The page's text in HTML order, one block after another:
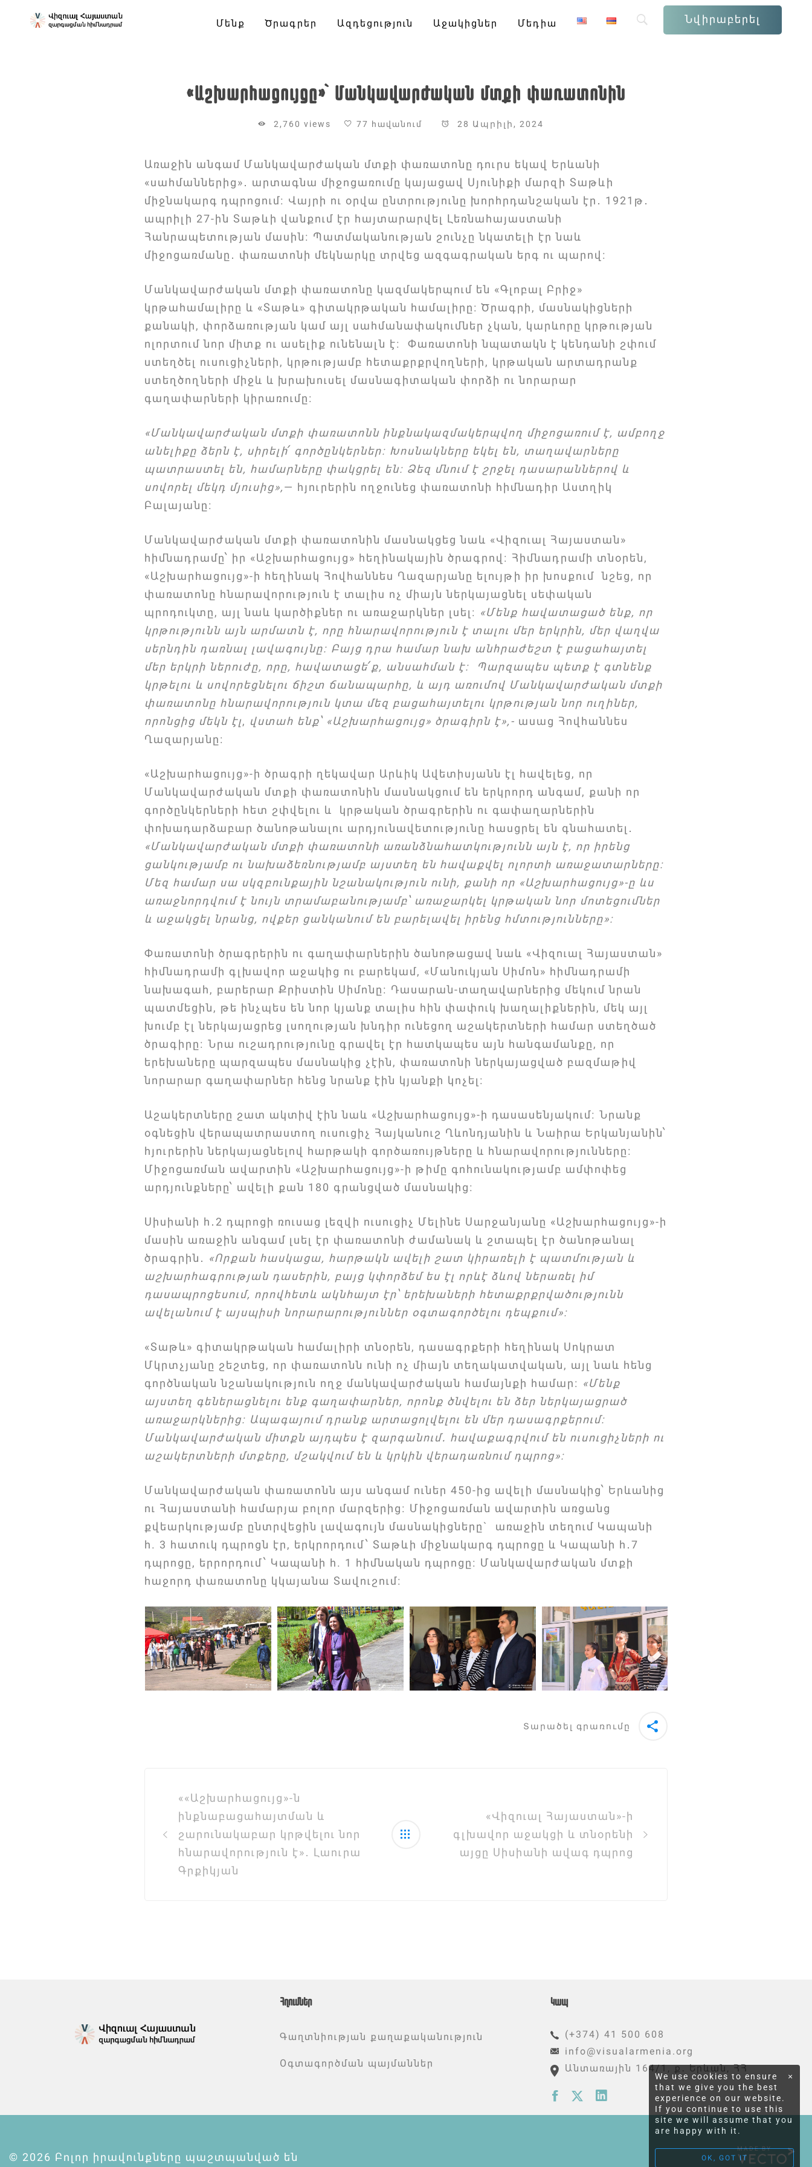
Մենք Ծրագրեր Ազդեցություն Աջակիցներ Մեդիա Նվիրաբերել
«Աշխարհացույցը»՝ Մանկավարժական մտքի փառատոնին
2,760 views 77 հավանում 28 Ապրիլի, 2024
Առաջին անգամ Մանկավարժական մտքի փառատոնը դուրս եկավ Երևանի
«սահմաններից»․ արտագնա միջոցառումը կայացավ Սյունիքի մարզի Տաթևի
միջնակարգ դպրոցում։ Վայրի ու օրվա ընտրությունը խորհրդանշական էր․ 1921թ․
ապրիլի 27-ին Տաթևի վանքում էր հայտարարվել Լեռնահայաստանի
Հանրապետության մասին։ Պատմականության շունչը նկատելի էր նաև
միջոցառմանը․ փառատոնի մեկնարկը տրվեց ազգագրական երգ ու պարով։
Մանկավարժական մտքի փառատոնը կազմակերպում են «Գլոբալ Բրիջ»
կրթահամալիրը և «Տաթև» գիտակրթական համալիրը։ Ծրագրի, մասնակիցների
քանակի, փորձառության կամ այլ սահմանափակումներ չկան, կարևորը կրթության
ոլորտում նոր միտք ու ասելիք ունենալն է։ Փառատոնի նպատակն է կենդանի շփում
ստեղծել ուսուցիչների, կրթությամբ հետաքրքրվողների, կրթական արտադրանք
ստեղծողների միջև և խրախուսել մասնագիտական փորձի ու նորարար
գաղափարների կիրառումը։
«Մանկավարժական մտքի փառատոնն ինքնակազմակերպվող միջոցառում է, ամբողջ
անելիքը ձերն է, սիրելի՛ գործընկերներ։ Խոսնակները եկել են, տաղավարները
պատրաստել են, համարները փակցրել են։ Ձեզ մնում է շրջել դասարաններով և
սովորել մեկդ մյուսից»,— հյուրերին ողջունեց փառատոնի հիմնադիր Աստղիկ
Բալայանը։
Մանկավարժական մտքի փառատոնին մասնակցեց նաև «Վիզուալ Հայաստան»
հիմնադրամը՝ իր «Աշխարհացույց» հեղինակային ծրագրով։ Հիմնադրամի տնօրեն,
«Աշխարհացույց»-ի հեղինակ Հովհաննես Ղազարյանը ելույթի իր խոսքում նշեց, որ
փառատոնը հնարավորություն է տալիս ոչ միայն ներկայացնել սեփական
պրոդուկտը, այլ նաև կարծիքներ ու առաջարկներ լսել։ «Մենք հավատացած ենք, որ
կրթությունն այն արմատն է, որը հնարավորություն է տալու մեր երկրին, մեր վաղվա
սերնդին դառնալ լավագույնը։ Բայց դրա համար նախ անհրաժեշտ է բացահայտել
մեր երկրի ներուժը, որը, հավատացե՛ք, անսահման է։ Պարզապես պետք է գտնենք
կրթելու և սովորեցնելու ճիշտ ճանապարհը, և այդ առումով Մանկավարժական մտքի
փառատոնը հնարավորություն կտա մեզ բացահայտելու կրթության նոր ուղիներ,
որոնցից մեկն էլ, վստահ ենք՝ «Աշխարհացույց» ծրագիրն է»,- ասաց Հովհաննես
Ղազարյանը։
«Աշխարհացույց»-ի ծրագրի ղեկավար Արևիկ Ավետիսյանն էլ հավելեց, որ
Մանկավարժական մտքի փառատոնին մասնակցում են երկրորդ անգամ, քանի որ
գործընկերների հետ շփվելու և կրթական ծրագրերին ու գափաղարներին
փոխադարձաբար ծանոթանալու արդյունավետությունը հասցրել են գնահատել․
«Մանկավարժական մտքի փառատոնի առանձնահատկությունն այն է, որ իրենց
ցանկությամբ ու նախաձեռնությամբ այստեղ են հավաքվել ոլորտի առաջատարները։
Մեզ համար սա սկզբունքային նշանակություն ունի, քանի որ «Աշխարհացույց»-ը ևս
առաջնորդվում է նույն տրամաբանությամբ՝ առաջարկել կրթական նոր մոտեցումներ
և աջակցել նրանց, ովքեր ցանկանում են բարելավել իրենց հմտությունները»։
Փառատոնի ծրագրերին ու գաղափարներին ծանոթացավ նաև «Վիզուալ Հայաստան»
հիմնադրամի գլխավոր աջակից ու բարեկամ, «Մանուկյան Սիմոն» հիմնադրամի
նախագահ, բարերար Քրիստին Սիմոնը։ Դասարան-տաղավարներից մեկում նրան
պատմեցին, թե ինչպես են նոր կյանք տալիս հին փափուկ խաղալիքներին, մեկ այլ
խումբ էլ ներկայացրեց լսողության խնդիր ունեցող աշակերտների համար ստեղծած
ծրագիրը։ Նրա ուշադրությունը գրավել էր հատկապես այն հանգամանքը, որ
երեխաները պարզապես մասնակից չէին, փառատոնի ներկայացված բազմաթիվ
նորարար գաղափարներ հենց նրանք էին կյանքի կոչել։
Աշակերտները շատ ակտիվ էին նաև «Աշխարհացույց»-ի դասասենյակում։ Նրանք
օգնեցին վերապատրաստող ուսուցիչ Հայկանուշ Ղևոնդյանին և Նաիրա Երկանյանին՝
հյուրերին ներկայացնելով հարթակի գործառույթները և հնարավորությունները։
Միջոցառման ավարտին «Աշխարհացույց»-ի թիմը գոհունակությամբ ամփոփեց
արդյունքները՝ ավելի քան 180 գրանցված մասնակից։
Սիսիանի հ․2 դպրոցի ռուսաց լեզվի ուսուցիչ Մելինե Սարջանյանը «Աշխարհացույց»-ի
մասին առաջին անգամ լսել էր փառատոնի ժամանակ և շտապել էր ծանոթանալ
ծրագրին․ «Որքան հասկացա, հարթակն ավելի շատ կիրառելի է պատմության և
աշխարհագրության դասերին, բայց կփորձեմ ես էլ որևէ ձևով ներառել իմ
դասապրոցեսում, որովհետև ակնհայտ էր՝ երեխաների հետաքրքրվածությունն
ավելանում է այսպիսի նորարարություններ օգտագործելու դեպքում»։
«Տաթև» գիտակրթական համալիրի տնօրեն, դասագրքերի հեղինակ Սոկրատ
Մկրտչյանը շեշտեց, որ փառատոնն ունի ոչ միայն տեղակատվական, այլ նաև հենց
գործնական նշանակություն ողջ մանկավարժական համայնքի համար։ «Մենք
այստեղ գեներացնելու ենք գաղափարներ, որոնք ծնվելու են ձեր ներկայացրած
առաջարկներից։ Ապագայում դրանք արտացոլվելու են մեր դասագրքերում։
Մանկավարժական միտքն այդպես է զարգանում․ հավաքագրվում են ուսուցիչների ու
աշակերտների մտքերը, մշակվում են և կրկին վերադառնում դպրոց»։
Մանկավարժական փառատոնն այս անգամ ուներ 450-ից ավելի մասնակից՝ Երևանից
ու Հայաստանի համարյա բոլոր մարզերից։ Միջոցառման ավարտին առցանց
քվեարկությամբ ընտրվեցին լավագույն մասնակիցները` առաջին տեղում Կապանի
հ. 3 հատուկ դպրոցն էր, երկրորդում՝ Տաթևի միջնակարգ դպրոցը և Կապանի հ․7
դպրոցը, երրորդում՝ Կապանի հ. 1 հիմնական դպրոցը։ Մանկավարժական մտքի
հաջորդ փառատոնը կկայանա Տավուշում։
Տարածել գրառումը
navigation
««Աշխարհացույց»-ն
ինքնաբացահայտման և
շարունակաբար կրթվելու նոր
հնարավորություն է»․ Լաուրա
Գրքիկյան
«Վիզուալ Հայաստան»-ի
գլխավոր աջակցի և տնօրենի
այցը Սիսիանի ավագ դպրոց
Հղումներ
Գաղտնիության քաղաքականություն
Օգտագործման պայմաններ
Կապ
(+374) 41 500 608
info@visualarmenia.org
Անտառային 164/1, ք․ Երևան, ՀՀ
© 2026 Բոլոր իրավունքները պաշտպանված են
MADE BY
×
We use cookies to ensure
that we give you the best
experience on our website.
If you continue to use this
site we will assume that you
are happy with it.
OK, GOT IT